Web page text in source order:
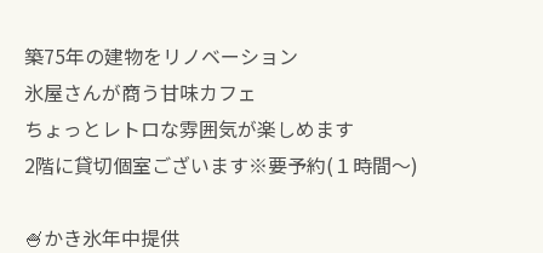
築75年の建物をリノベーション
氷屋さんが商う甘味カフェ
ちょっとレトロな雰囲気が楽しめます
2階に貸切個室ございます※要予約(１時間〜)
🍧かき氷年中提供